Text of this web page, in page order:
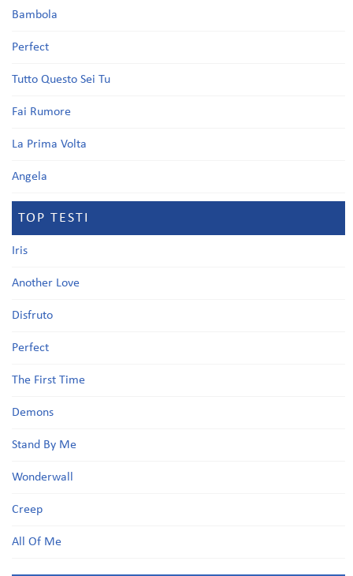
Bambola
Perfect
Tutto Questo Sei Tu
Fai Rumore
La Prima Volta
Angela
TOP TESTI
Iris
Another Love
Disfruto
Perfect
The First Time
Demons
Stand By Me
Wonderwall
Creep
All Of Me